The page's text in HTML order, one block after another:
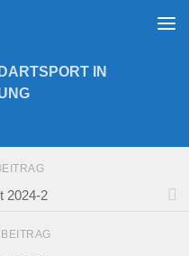
IN
2024-2